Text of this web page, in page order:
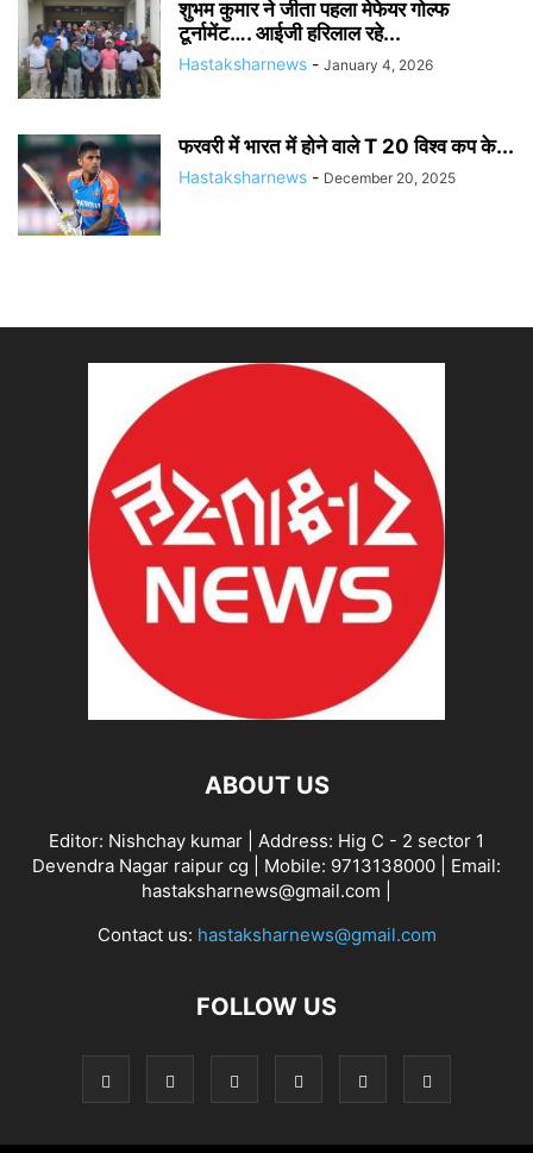
शुभम कुमार ने जीता पहला मेफेयर गोल्फ
टूर्नामेंट…. आईजी हरिलाल रहे...
Hastaksharnews - January 4, 2026
फरवरी में भारत में होने वाले T 20 विश्व कप के...
Hastaksharnews - December 20, 2025
ABOUT US
Editor: Nishchay kumar | Address: Hig C - 2 sector 1
Devendra Nagar raipur cg | Mobile: 9713138000 | Email:
hastaksharnews@gmail.com |
Contact us: hastaksharnews@gmail.com
FOLLOW US